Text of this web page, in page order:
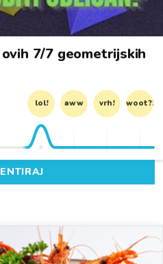
7/7 geometrijskih
lol! aww vrh! woot?!